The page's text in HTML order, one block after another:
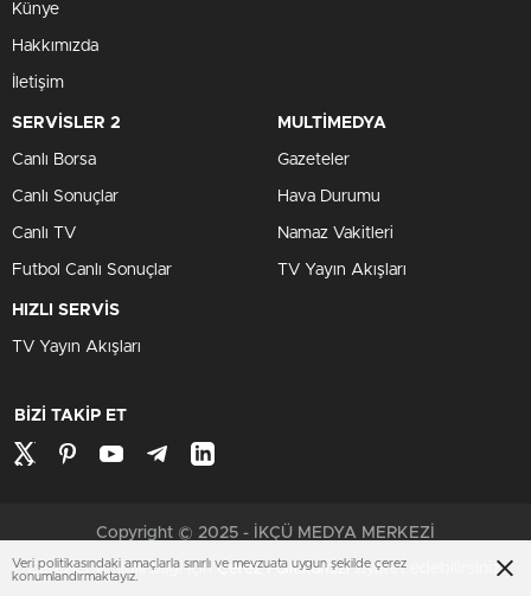
Künye
Hakkımızda
İletişim
SERVİSLER 2
Canlı Borsa
Canlı Sonuçlar
Canlı TV
Futbol Canlı Sonuçlar
MULTİMEDYA
Gazeteler
Hava Durumu
Namaz Vakitleri
TV Yayın Akışları
HIZLI SERVİS
TV Yayın Akışları
BİZİ TAKİP ET
Copyright © 2025 - İKÇÜ MEDYA MERKEZİ
Çerezler ile ilgili bilgi içinÇerez Politikamızıziyaret edebilirsiniz.
Veri politikasındaki amaçlarla sınırlı ve mevzuata uygun şekilde çerez
konumlandırmaktayız.